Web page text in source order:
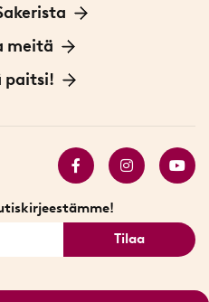
meitä
paitsi!
Tilaa